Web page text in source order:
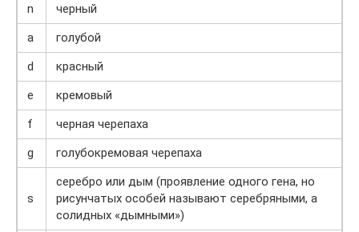
n
черный
a
голубой
d
красный
e
кремовый
f
черная черепаха
g
голубокремовая черепаха
s
серебро или дым (проявление одного гена, но
рисунчатых особей называют серебряными, а
солидных «дымными»)